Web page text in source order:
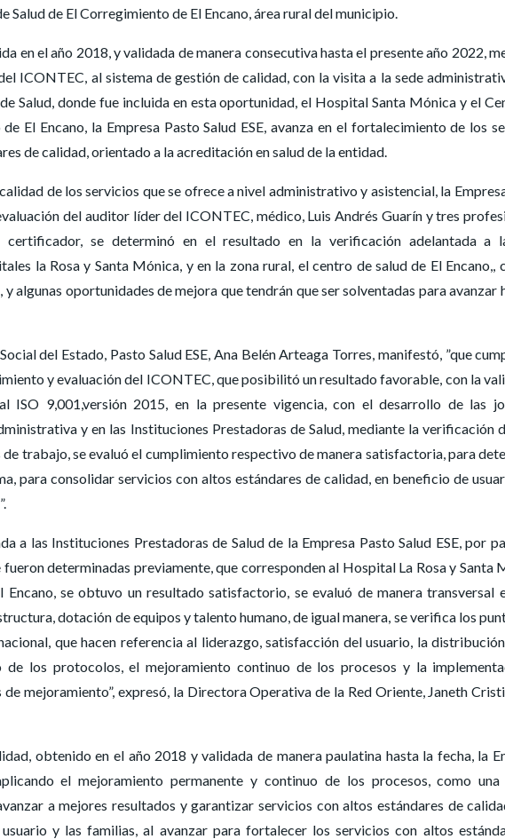
Salud de El Corregimiento de El Encano, área rural del municipio.
en el año 2018, y validada de manera consecutiva hasta el presente año 2022,
ICONTEC, al sistema de gestión de calidad, con la visita a la sede
Salud, donde fue incluida en esta oportunidad, el Hospital Santa Mónica y el
El Encano, la Empresa Pasto Salud ESE, avanza en el fortalecimiento de los
de calidad, orientado a la acreditación en salud de la entidad.
de los servicios que se ofrece a nivel administrativo y asistencial, la
del auditor líder del ICONTEC, médico, Luis Andrés Guarín y tres
certificador, se determinó en el resultado en la verificación adelantada a
la Rosa y Santa Mónica, y en la zona rural, el centro de salud de El Encano,,
algunas oportunidades de mejora que tendrán que ser solventadas para avanzar
del Estado, Pasto Salud ESE, Ana Belén Arteaga Torres, manifestó, ”que
y evaluación del ICONTEC, que posibilitó un resultado favorable, con la
ISO 9,001,versión 2015, en la presente vigencia, con el desarrollo de las
y en las Instituciones Prestadoras de Salud, mediante la verificación
de trabajo, se evaluó el cumplimiento respectivo de manera satisfactoria, para
para consolidar servicios con altos estándares de calidad, en beneficio de
a las Instituciones Prestadoras de Salud de la Empresa Pasto Salud ESE, por
determinadas previamente, que corresponden al Hospital La Rosa y Santa
Encano, se obtuvo un resultado satisfactorio, se evaluó de manera transversal
dotación de equipos y talento humano, de igual manera, se verifica los
que hacen referencia al liderazgo, satisfacción del usuario, la
de los protocolos, el mejoramiento continuo de los procesos y la
mejoramiento”, expresó, la Directora Operativa de la Red Oriente, Janeth
obtenido en el año 2018 y validada de manera paulatina hasta la fecha, la
el mejoramiento permanente y continuo de los procesos, como
a mejores resultados y garantizar servicios con altos estándares de
y las familias, al avanzar para fortalecer los servicios con altos